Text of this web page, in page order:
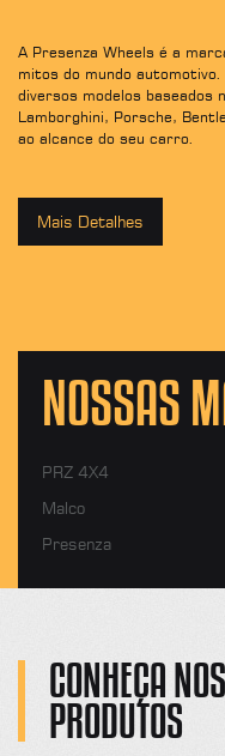
A Presenza Wheels é a
mitos do mundo
diversos modelos baseados
Lamborghini, Porsche,
ao alcance do seu carro.
Mais Detalhes
NOSSAS
PRZ 4X4
Malco
Presenza
CONHEÇA
PRODUTOS